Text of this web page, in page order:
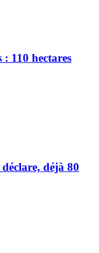
110 hectares
déjà 80